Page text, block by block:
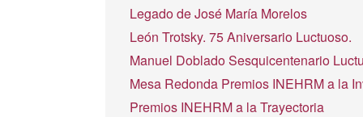
Legado de José María Morelos
León Trotsky. 75 Aniversario Luctuoso.
Manuel Doblado Sesquicentenario
Mesa Redonda Premios INEHRM a la
Premios INEHRM a la Trayectoria